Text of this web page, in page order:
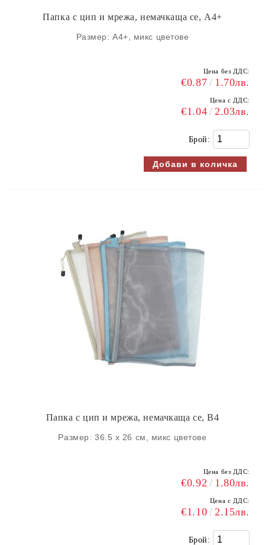
Папка с цип и мрежа, немачкаща се, А4+
Размер: A4+, микс цветове
Цена без ДДС:
€0.87 1.70лв.
Цена с ДДС:
€1.04 2.03лв.
Брой:
Папка с цип и мрежа, немачкаща се, B4
Размер: 36.5 х 26 см, микс цветове
Цена без ДДС:
€0.92 1.80лв.
Цена с ДДС:
€1.10 2.15лв.
Брой: